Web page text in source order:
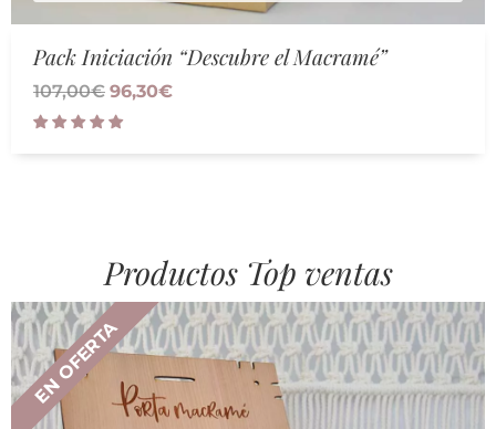
Pack Iniciación “Descubre el Macramé”
107,00€ 96,30€
Productos Top ventas
EN OFERTA